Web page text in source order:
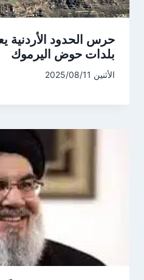
حرس الحدود الأردنية
بلدات حوض اليرموك
الأثنين 2025/08/11